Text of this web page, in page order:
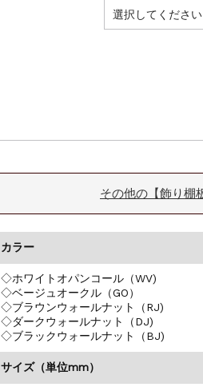
その他の【飾り棚
カラー
◇ホワイトオパンコール（WV)
◇ベージュオークル（GO）
◇ブラウンウォールナット（RJ)
◇ダークウォールナット（DJ)
◇ブラックウォールナット（BJ)
サイズ（単位mm）